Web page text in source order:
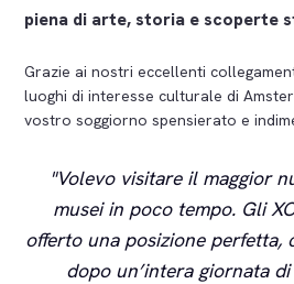
piena di arte, storia e scoperte
Grazie ai nostri eccellenti
luoghi di interesse culturale di
vostro soggiorno spensierato e
Volevo visitare il maggior
musei in poco tempo. Gli
offerto una posizione
dopo un’intera giornata